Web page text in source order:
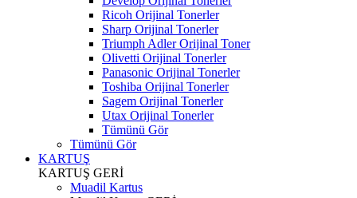
Ricoh Orijinal Tonerler
Sharp Orijinal Tonerler
Triumph Adler Orijinal Toner
Olivetti Orijinal Tonerler
Panasonic Orijinal Tonerler
Toshiba Orijinal Tonerler
Sagem Orijinal Tonerler
Utax Orijinal Tonerler
Tümünü Gör
Tümünü Gör
KARTUŞ
KARTUŞ GERİ
Muadil Kartus